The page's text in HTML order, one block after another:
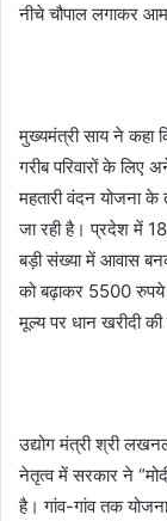
नीचे चौपाल लगाकर
मुख्यमंत्री साय ने कहा
गरीब परिवारों के लिए
महतारी वंदन योजना
जा रही है। प्रदेश में
बड़ी संख्या में आवास
को बढ़ाकर 5500 रुपये
मूल्य पर धान खरीदी की
उद्योग मंत्री श्री
नेतृत्व में सरकार ने
है। गांव-गांव तक